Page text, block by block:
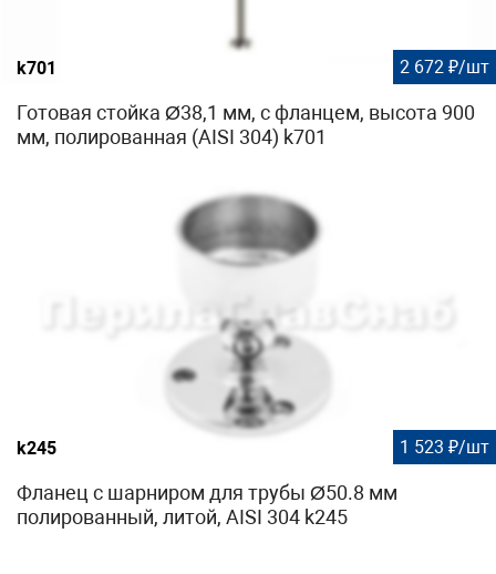
k701 2 672 ₽/шт
Готовая стойка Ø38,1 мм, с фланцем, высота 900
мм, полированная (AISI 304) k701
k245 1 523 ₽/шт
Фланец с шарниром для трубы Ø50.8 мм
полированный, литой, AISI 304 k245